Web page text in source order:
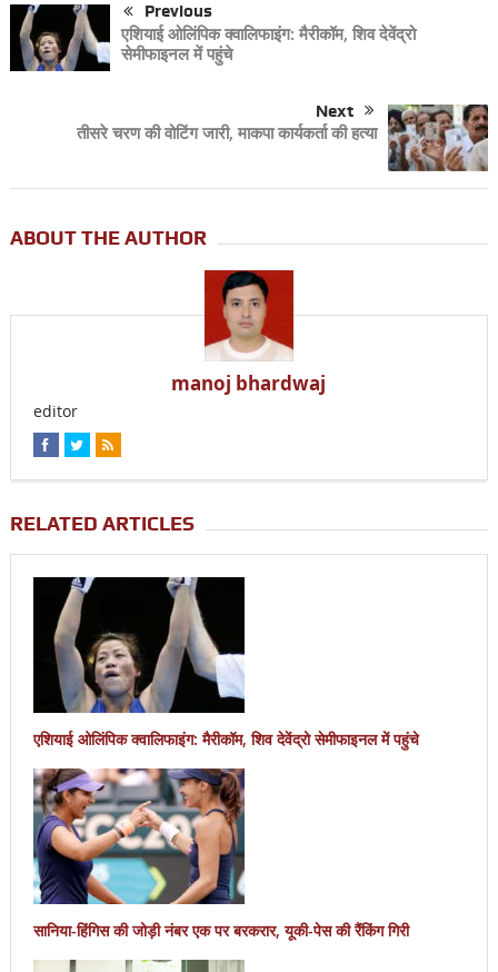
Previous
एशियाई ओलिंपिक क्वालिफाइंग: मैरीकॉम, शिव देवेंद्रो
सेमीफाइनल में पहुंचे
Next
तीसरे चरण की वोटिंग जारी, माकपा कार्यकर्ता की हत्या
ABOUT THE AUTHOR
manoj bhardwaj
editor
RELATED ARTICLES
एशियाई ओलिंपिक क्वालिफाइंग: मैरीकॉम, शिव देवेंद्रो सेमीफाइनल में पहुंचे
सानिया-हिंगिस की जोड़ी नंबर एक पर बरकरार, यूकी-पेस की रैंकिंग गिरी